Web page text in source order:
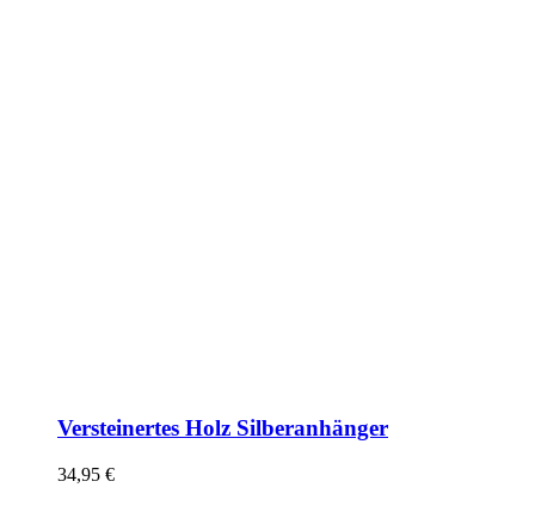
Versteinertes Holz Silberanhänger
34,95 €